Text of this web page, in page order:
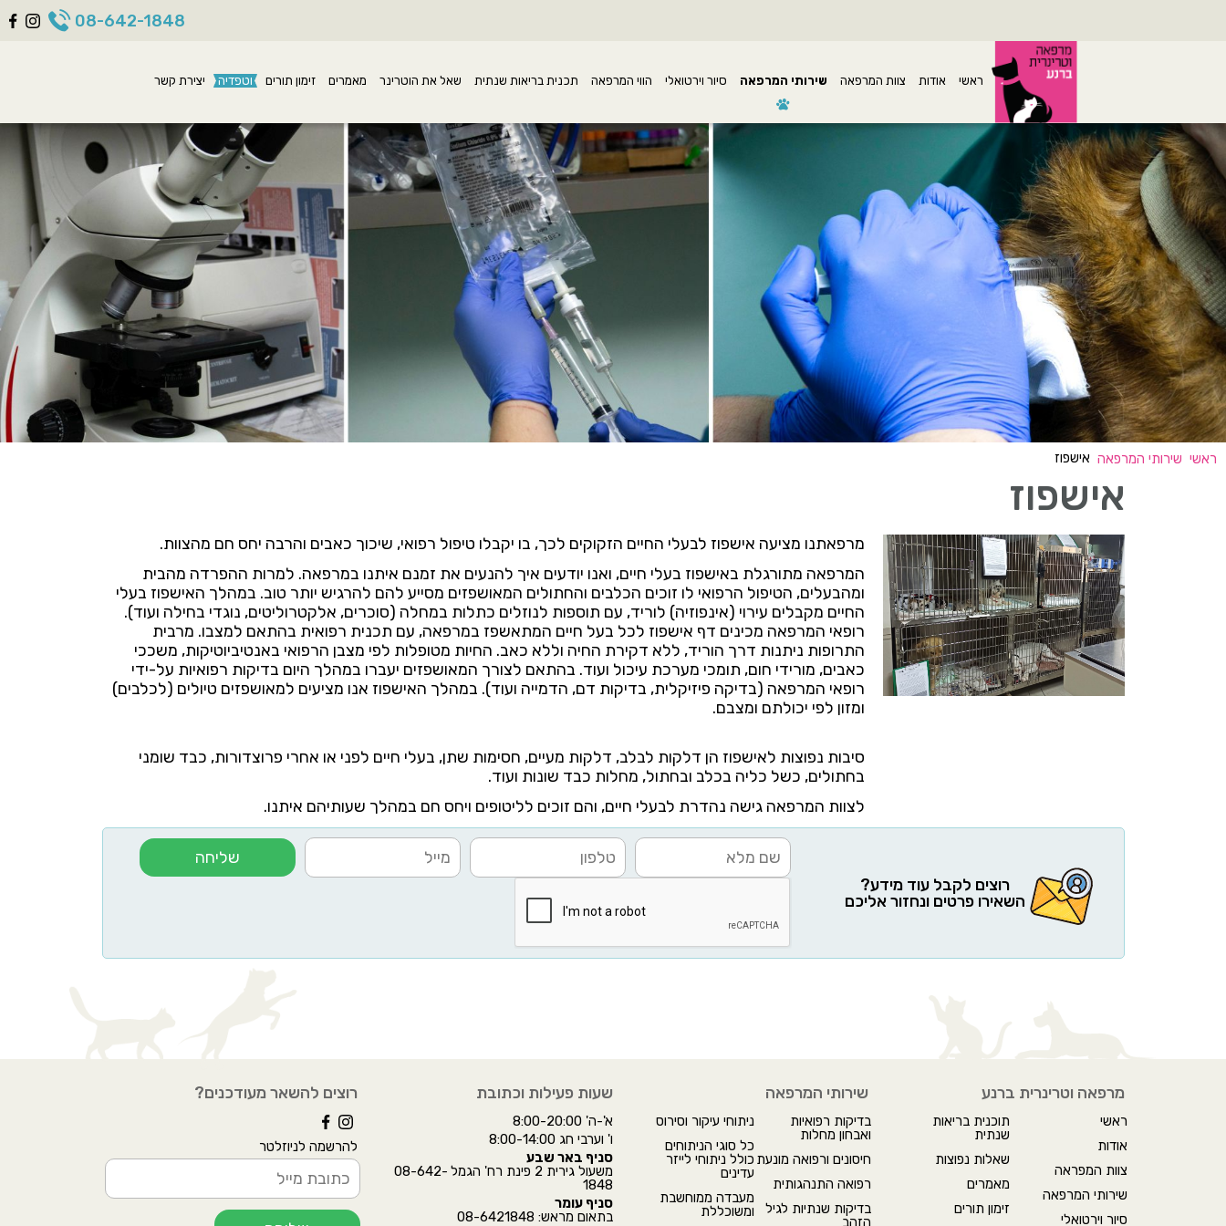
08-642-1848
ראשי אודות צוות המרפאה שירותי המרפאה סיור וירטואלי הווי המרפאה תכנית בריאות שנתית שאל את הוטרינר מאמרים זימון תורים וטפדיה יצירת קשר
ראשי שירותי המרפאה אישפוז
אישפוז
מרפאתנו מציעה אישפוז לבעלי החיים הזקוקים לכך, בו יקבלו טיפול רפואי, שיכוך כאבים והרבה יחס חם מהצוות.
המרפאה מתורגלת באישפוז בעלי חיים, ואנו יודעים איך להנעים את זמנם איתנו במרפאה. למרות ההפרדה מהבית
ומהבעלים, הטיפול הרפואי לו זוכים הכלבים והחתולים המאושפזים מסייע להם להרגיש יותר טוב. במהלך האישפוז בעלי
החיים מקבלים עירוי (אינפוזיה) לוריד, עם תוספות לנוזלים כתלות במחלה (סוכרים, אלקטרוליטים, נוגדי בחילה ועוד).
רופאי המרפאה מכינים דף אישפוז לכל בעל חיים המתאשפז במרפאה, עם תכנית רפואית בהתאם למצבו. מרבית
התרופות ניתנות דרך הוריד, ללא דקירת החיה וללא כאב. החיות מטופלות לפי מצבן הרפואי באנטיביוטיקות, משככי
כאבים, מורידי חום, תומכי מערכת עיכול ועוד. בהתאם לצורך המאושפזים יעברו במהלך היום בדיקות רפואיות על-ידי
רופאי המרפאה (בדיקה פיזיקלית, בדיקות דם, הדמייה ועוד). במהלך האישפוז אנו מציעים למאושפזים טיולים (לכלבים)
ומזון לפי יכולתם ומצבם.
סיבות נפוצות לאישפוז הן דלקות לבלב, דלקות מעיים, חסימות שתן, בעלי חיים לפני או אחרי פרוצדורות, כבד שומני
בחתולים, כשל כליה בכלב ובחתול, מחלות כבד שונות ועוד.
לצוות המרפאה גישה נהדרת לבעלי חיים, והם זוכים לליטופים ויחס חם במהלך שעותיהם איתנו.
רוצים לקבל עוד מידע?
השאירו פרטים ונחזור אליכם
שליחה
מרפאה וטרינרית ברנע
ראשי
אודות
צוות המפראה
שירותי המרפאה
סיור וירטואלי
תוכנית בריאות
שנתית
שאלות נפוצות
מאמרים
זימון תורים
שירותי המרפאה
בדיקות רפואיות
ואבחון מחלות
חיסונים ורפואה מונעת
רפואה התנהגותית
בדיקות שנתיות לגיל
הזהב
ניתוחי עיקור וסירוס
כל סוגי הניתוחים
כולל ניתוחי לייזר
עדינים
מעבדה ממוחשבת
ומשוכללת
שעות פעילות וכתובת
א'-ה' 8:00-20:00
ו' וערבי חג 8:00-14:00
סניף באר שבע
משעול גירית 2 פינת רח' הגמל 08-642-
1848
סניף עומר
בתאום מראש: 08-6421848
רוצים להשאר מעודכנים?
להרשמה לניוזלטר